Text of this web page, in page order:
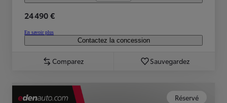
24 490 €
En savoir plus
Contactez la concession
Comparez Sauvegardez
Réservé